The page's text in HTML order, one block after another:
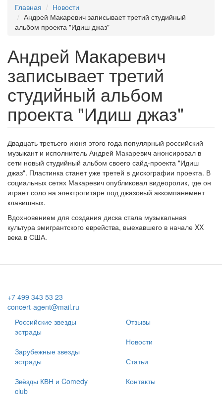
Главная
Новости
Андрей Макаревич записывает третий студийный
альбом проекта "Идиш джаз"
Андрей Макаревич
записывает третий
студийный альбом
проекта "Идиш джаз"
Двадцать третьего июня этого года популярный российский
музыкант и исполнитель Андрей Макаревич анонсировал в
сети новый студийный альбом своего сайд-проекта "Идиш
джаз". Пластинка станет уже третей в дискографии проекта. В
социальных сетях Макаревич опубликовал видеоролик, где он
играет соло на электрогитаре под джазовый аккомпанемент
клавишных.
Вдохновением для создания диска стала музыкальная
культура эмигрантского еврейства, выехавшего в начале XX
века в США.
+7 499 343 53 23
concert-agent@mail.ru
Российские звезды
эстрады
Зарубежные звезды
эстрады
Звёзды КВН и Comedy
club
Отзывы
Новости
Статьи
Контакты